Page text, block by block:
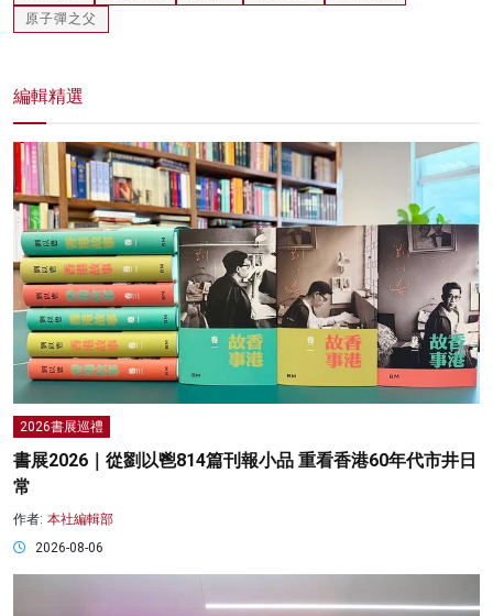
原子彈之父
編輯精選
2026書展巡禮
書展2026｜從劉以鬯814篇刊報小品 重看香港60年代市井日
常
作者: 本社編輯部
2026-08-06